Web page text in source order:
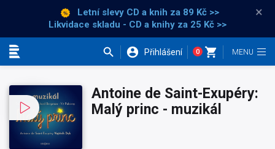
Letní slevy CD a knih za 89 Kč >>
Likvidace skladu - CD a knihy za 25 Kč >>
×
Přihlášení 0
Antoine de Saint-Exupéry:
Malý princ - muzikál